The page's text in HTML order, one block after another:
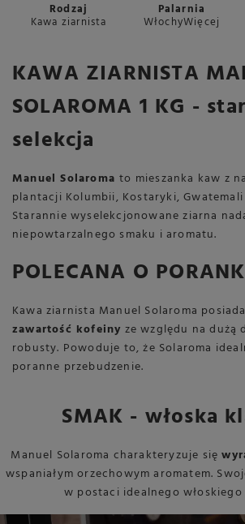
Rodzaj
Kawa ziarnista
Palarnia
WłochyWięcej
KAWA ZIARNISTA
SOLAROMA 1 KG -
selekcja
Manuel Solaromato mieszanka kaw z
plantacji Kolumbii, Kostaryki,
Starannie wyselekcjonowane ziarna
niepowtarzalnego smaku i aromatu.
POLECANA O
Kawa ziarnista Manuel Solaroma posiada
zawartość kofeiny ze względu na dużą
robusty. Powoduje to, że Solaroma
poranne przebudzenie.
SMAK - włoska
Manuel Solaroma charakteryzuje się
wspaniałym orzechowym aromatem.
w postaci idealnego włoskiego